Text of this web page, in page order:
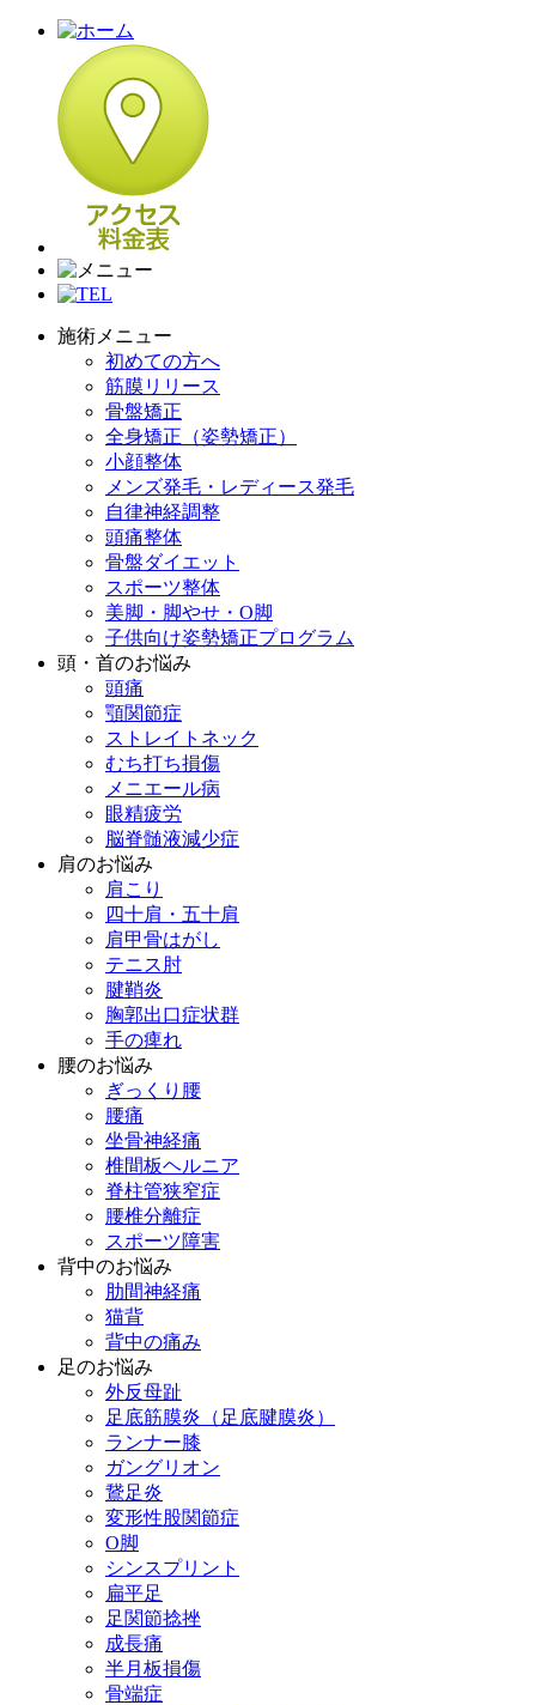
施術メニュー
初めての方へ
筋膜リリース
骨盤矯正
全身矯正（姿勢矯正）
小顔整体
メンズ発毛・レディース発毛
自律神経調整
頭痛整体
骨盤ダイエット
スポーツ整体
美脚・脚やせ・O脚
子供向け姿勢矯正プログラム
頭・首のお悩み
頭痛
顎関節症
ストレイトネック
むち打ち損傷
メニエール病
眼精疲労
脳脊髄液減少症
肩のお悩み
肩こり
四十肩・五十肩
肩甲骨はがし
テニス肘
腱鞘炎
胸郭出口症状群
手の痺れ
腰のお悩み
ぎっくり腰
腰痛
坐骨神経痛
椎間板ヘルニア
脊柱管狭窄症
腰椎分離症
スポーツ障害
背中のお悩み
肋間神経痛
猫背
背中の痛み
足のお悩み
外反母趾
足底筋膜炎（足底腱膜炎）
ランナー膝
ガングリオン
鵞足炎
変形性股関節症
O脚
シンスプリント
扁平足
足関節捻挫
成長痛
半月板損傷
骨端症